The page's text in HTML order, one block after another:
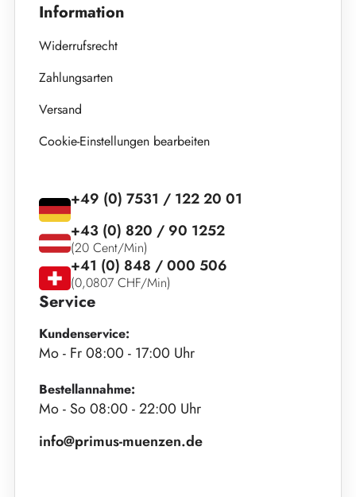
Information
Widerrufsrecht
Zahlungsarten
Versand
Cookie-Einstellungen bearbeiten
Service
Kundenservice:
Mo - Fr 08:00 - 17:00 Uhr
Bestellannahme:
Mo - So 08:00 - 22:00 Uhr
info@primus-muenzen.de
+49 (0) 7531 / 122 20 01
+43 (0) 820 / 90 1252
(20 Cent/Min)
+41 (0) 848 / 000 506
(0,0807 CHF/Min)